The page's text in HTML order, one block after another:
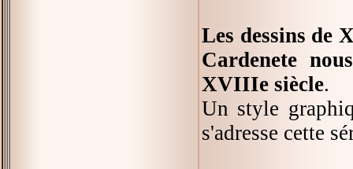
Les dessins de
Cardenete
XVIIIe siècle.
Un style
s'adresse cette